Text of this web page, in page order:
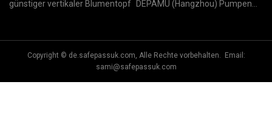
günstiger vertikaler Blumentopf
DEPAMU (Hangzhou) Pumpen
Copyright © de.safepassuk.com, Alle Rechte vorbehalten. Email:
sami@safepassuk.com